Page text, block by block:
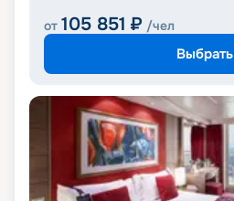
от 105 851 ₽ /чел
Выбрать